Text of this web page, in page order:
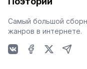
Самый большой
жанров в интернете.